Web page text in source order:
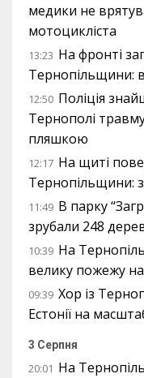
медики не
мотоцикліста
13:23 На фронті
Тернопільщини:
12:50 Поліція
Тернополі
пляшкою
12:17 На щиті
Тернопільщини:
11:49 В парку
зрубали 248
10:39 На
велику пожежу
09:39 Хор із
Естонії на
3 Серпня
20:01 На